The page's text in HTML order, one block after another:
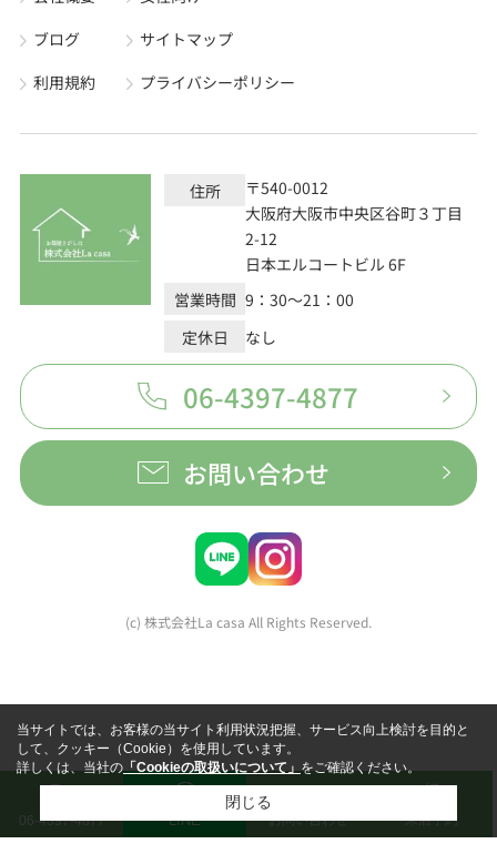
ブログ
利用規約
サイトマップ
プライバシーポリシー
住所
〒540-0012
大阪府大阪市中央区谷町３丁目
2-12
日本エルコートビル 6F
営業時間 9：30～21：00
定休日
なし
06-4397-4877
お問い合わせ
(c) 株式会社La casa All Rights Reserved.
06-4397-4877 LINE お問い合わせ 来店予約
当サイトでは、お客様の当サイト利用状況把握、サービス向上検討を目的と
して、クッキー（Cookie）を使用しています。
詳しくは、当社の「Cookieの取扱いについて」をご確認ください。
閉じる